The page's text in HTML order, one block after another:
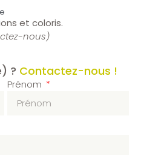
et coloris.
nous)
? Contactez-nous !
Prénom